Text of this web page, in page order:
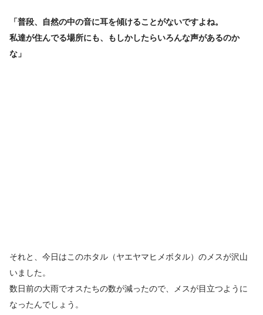
「普段、自然の中の音に耳を傾けることがないですよね。
私達が住んでる場所にも、もしかしたらいろんな声があるのか
な」
それと、今日はこのホタル（ヤエヤマヒメボタル）のメスが沢山
いました。
数日前の大雨でオスたちの数が減ったので、メスが目立つように
なったんでしょう。